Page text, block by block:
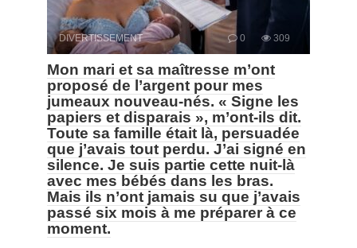
DIVERTISSEMENT 0 309
Mon mari et sa maîtresse m’ont
proposé de l’argent pour mes
jumeaux nouveau-nés. « Signe les
papiers et disparais », m’ont-ils dit.
Toute sa famille était là, persuadée
que j’avais tout perdu. J’ai signé en
silence. Je suis partie cette nuit-là
avec mes bébés dans les bras.
Mais ils n’ont jamais su que j’avais
passé six mois à me préparer à ce
moment.